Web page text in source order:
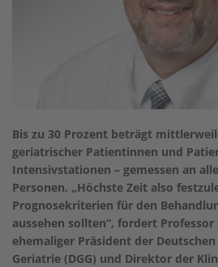
Bis zu 30 Prozent beträgt
geriatrischer Patientinnen und
Intensivstationen – gemessen an
Personen. „Höchste Zeit also
Prognosekriterien für den
aussehen sollten“, fordert Professor
ehemaliger Präsident der
Geriatrie (DGG) und Direktor der